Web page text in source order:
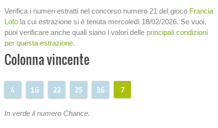
INFORMAZIONI SULLA LOTTERIA
Verifica i numeri estratti nel concorso numero 21 del gioco Francia
Loto la cui estrazione si è tenuta mercoledì 18/02/2026. Se vuoi,
puoi verificare anche quali siano i valori delle principali condizioni
per questa estrazione.
Colonna vincente
4 16 22 25 36 7
In verde il numero Chance.